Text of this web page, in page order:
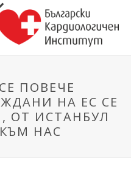
ПОВЕЧЕ
НА ЕС СЕ
ОТ ИСТАНБУЛ
НАС